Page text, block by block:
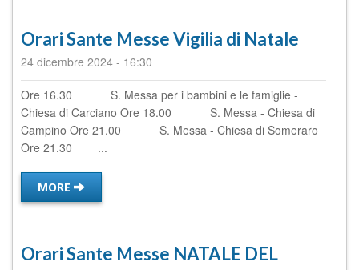
Orari Sante Messe Vigilia di Natale
24 dicembre 2024 - 16:30
Ore 16.30 S. Messa per i bambini e le famiglie -
Chiesa di Carciano Ore 18.00 S. Messa - Chiesa di
Campino Ore 21.00 S. Messa - Chiesa di Someraro
Ore 21.30 ...
MORE
Orari Sante Messe NATALE DEL